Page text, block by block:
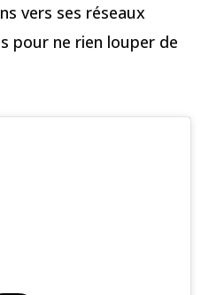
vers ses réseaux
pour ne rien louper de